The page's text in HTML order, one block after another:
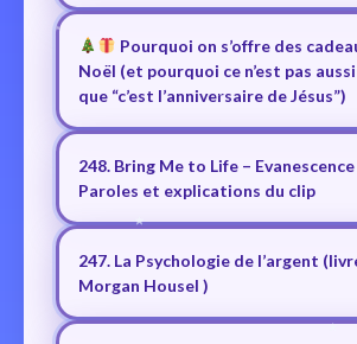
Pourquoi on s’offre des
Noël (et pourquoi ce n’est pas
que “c’est l’anniversaire de Jésus”)
248. Bring Me to Life –
Paroles et explications du clip
247. La Psychologie de l’argent
Morgan Housel )